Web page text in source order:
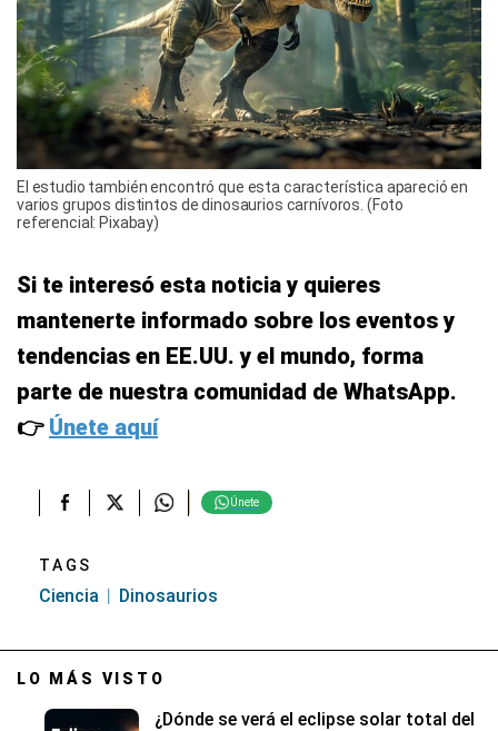
El estudio también encontró que esta característica apareció en
varios grupos distintos de dinosaurios carnívoros. (Foto
referencial: Pixabay)
Si te interesó esta noticia y quieres
mantenerte informado sobre los eventos y
tendencias en EE.UU. y el mundo, forma
parte de nuestra comunidad de WhatsApp.
👉 Únete aquí
Únete
TAGS
Ciencia Dinosaurios
LO MÁS VISTO
¿Dónde se verá el eclipse solar total del